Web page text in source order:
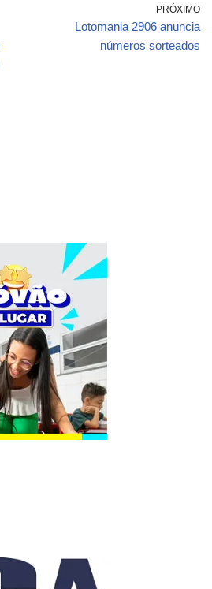
PRÓXIMO
Lotomania 2906 anuncia
números sorteados